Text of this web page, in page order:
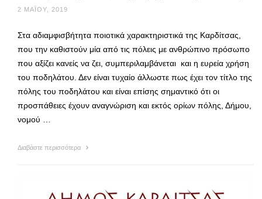
2 ΜΑΪ́ΟΥ, 2019
Στα αδιαμφισβήτητα ποιοτικά χαρακτηριστικά της Καρδίτσας,
που την καθιστούν μία από τις πόλεις με ανθρώπινο πρόσωπο
που αξίζει κανείς να ζει, συμπεριλαμβάνεται και η ευρεία χρήση
του ποδηλάτου. Δεν είναι τυχαίο άλλωστε πως έχει τον τίτλο της
πόλης του ποδηλάτου και είναι επίσης σημαντικό ότι οι
προσπάθειες έχουν αναγνώριση και εκτός ορίων πόλης, Δήμου,
νομού …
Διαβάστε περισσότερα